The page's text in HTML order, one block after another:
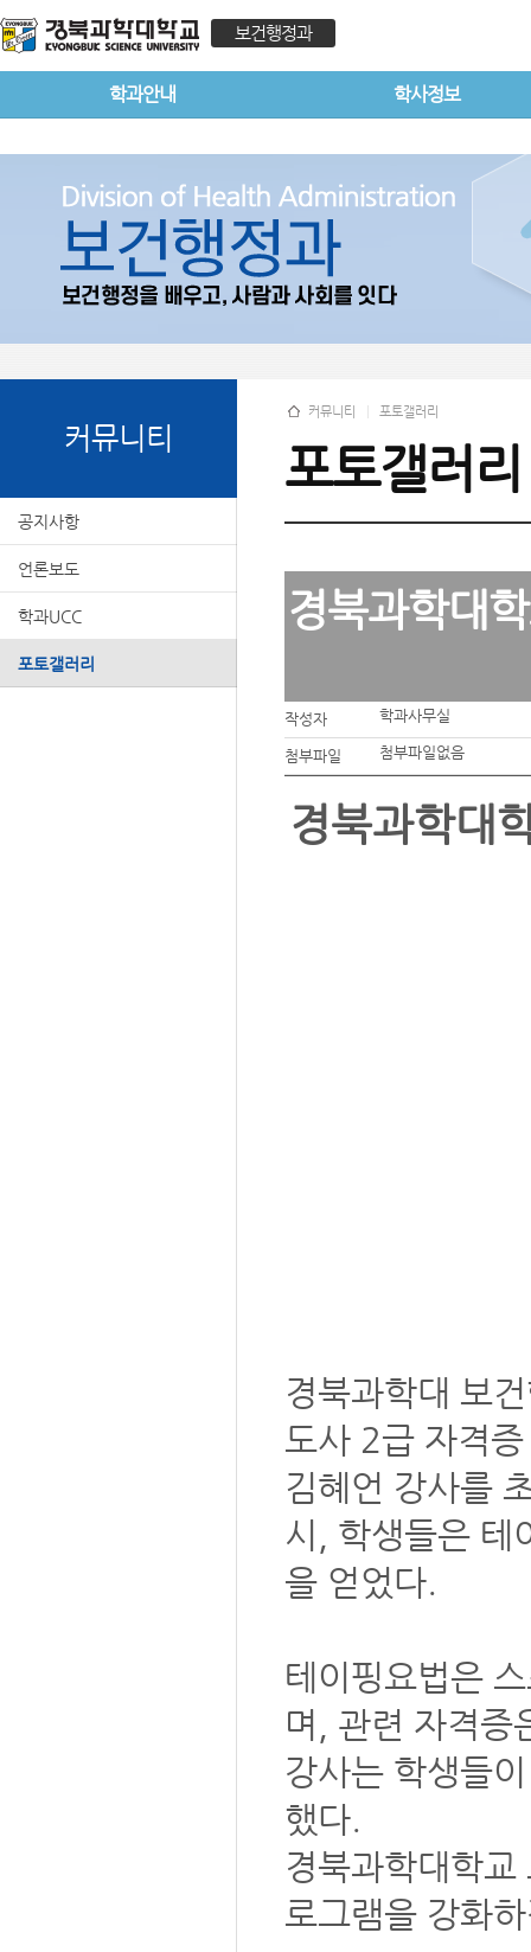
보건행정과
학과안내 학사정보
커뮤니티
공지사항
언론보도
학과UCC
포토갤러리
커뮤니티 포토갤러리
포토갤러리
경북과학대
작성자 학과사무실
첨부파일 첨부파일없음
경북과학대
경북과학대 보
도사 2급 자격
김혜언 강사를
시, 학생들은 테
을 얻었다.
테이핑요법은
며, 관련 자격증
강사는 학생들
했다.
경북과학대학
로그램을 강화